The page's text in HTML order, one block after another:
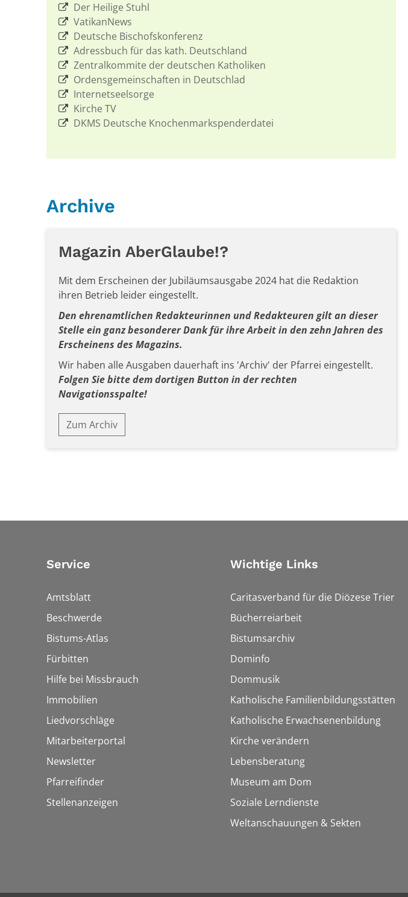
Der Heilige Stuhl
VatikanNews
Deutsche Bischofskonferenz
Adressbuch für das kath. Deutschland
Zentralkommite der deutschen Katholiken
Ordensgemeinschaften in Deutschlad
Internetseelsorge
Kirche TV
DKMS Deutsche Knochenmarkspenderdatei
Archive
Magazin AberGlaube!?
Mit dem Erscheinen der Jubiläumsausgabe 2024 hat die Redaktion
ihren Betrieb leider eingestellt.
Den ehrenamtlichen Redakteurinnen und Redakteuren gilt an dieser
Stelle ein ganz besonderer Dank für ihre Arbeit in den zehn Jahren des
Erscheinens des Magazins.
Wir haben alle Ausgaben dauerhaft ins 'Archiv' der Pfarrei eingestellt.
Folgen Sie bitte dem dortigen Button in der rechten
Navigationsspalte!
Zum Archiv
Service
Amtsblatt
Beschwerde
Bistums-Atlas
Fürbitten
Hilfe bei Missbrauch
Immobilien
Liedvorschläge
Mitarbeiterportal
Newsletter
Pfarreifinder
Stellenanzeigen
Wichtige Links
Caritasverband für die Diözese Trier
Bücherreiarbeit
Bistumsarchiv
Dominfo
Dommusik
Katholische Familienbildungsstätten
Katholische Erwachsenenbildung
Kirche verändern
Lebensberatung
Museum am Dom
Soziale Lerndienste
Weltanschauungen & Sekten